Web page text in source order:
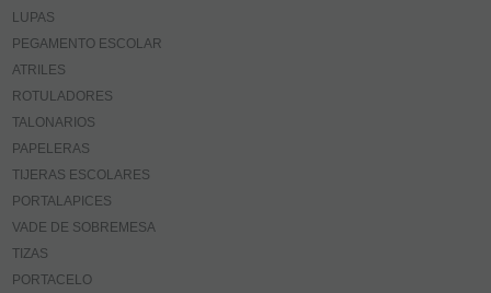
LUPAS
PEGAMENTO ESCOLAR
ATRILES
ROTULADORES
TALONARIOS
PAPELERAS
TIJERAS ESCOLARES
PORTALAPICES
VADE DE SOBREMESA
TIZAS
PORTACELO